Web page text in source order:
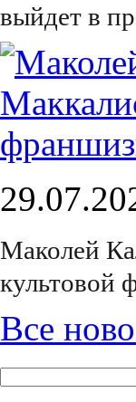
выйдет в
Маколей
культовой
Все